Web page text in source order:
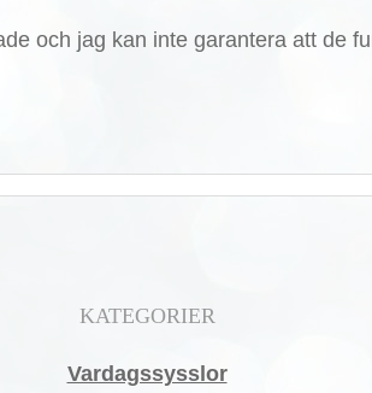
och jag kan inte garantera att de
KATEGORIER
Vardagssysslor